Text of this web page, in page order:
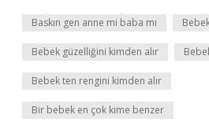
Baskın gen anne mi baba mı
Bebek güzelliğini kimden alır
Bebek ten rengini kimden alır
Bir bebek en çok kime benzer